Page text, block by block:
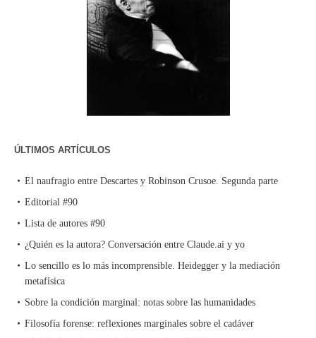
ÚLTIMOS ARTÍCULOS
El naufragio entre Descartes y Robinson Crusoe. Segunda parte
Editorial #90
Lista de autores #90
¿Quién es la autora? Conversación entre Claude.ai y yo
Lo sencillo es lo más incomprensible. Heidegger y la mediación
metafísica
Sobre la condición marginal: notas sobre las humanidades
Filosofía forense: reflexiones marginales sobre el cadáver